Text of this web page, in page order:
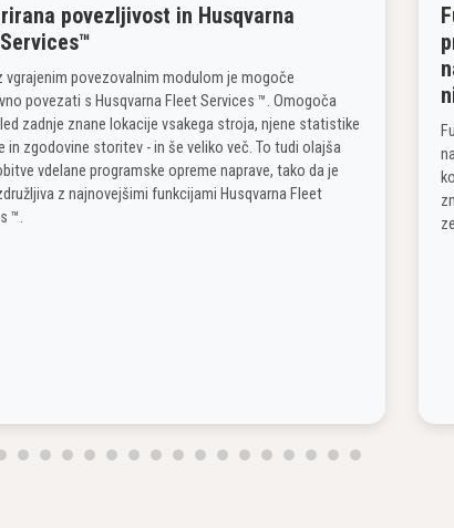
povezljivost in Husqvarna
vgrajenim povezovalnim modulom je mogoče
povezati s Husqvarna Fleet Services ™. Omogoča
zadnje znane lokacije vsakega stroja, njene statistike
in zgodovine storitev - in še veliko več. To tudi olajša
vdelane programske opreme naprave, tako da je
z najnovejšimi funkcijami Husqvarna Fleet
™.